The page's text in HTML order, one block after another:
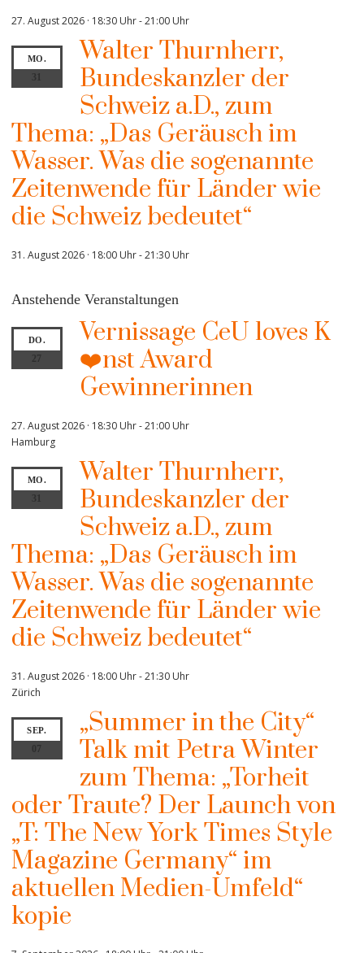
27. August 2026 · 18:30 Uhr-21:00 Uhr
MO.
Walter Thurnherr,
Bundeskanzler der
Schweiz a.D., zum
Thema: „Das Geräusch im
Wasser. Was die sogenannte
Zeitenwende für Länder wie
die Schweiz bedeutet“
31. August 2026 · 18:00 Uhr-21:30 Uhr
Anstehende Veranstaltungen
DO.
27
Vernissage CeU loves K
❤️nst Award
Gewinnerinnen
27. August 2026 · 18:30 Uhr-21:00 Uhr
Hamburg
MO.
Walter Thurnherr,
Bundeskanzler der
Schweiz a.D., zum
Thema: „Das Geräusch im
Wasser. Was die sogenannte
Zeitenwende für Länder wie
die Schweiz bedeutet“
31. August 2026 · 18:00 Uhr-21:30 Uhr
Zürich
SEP.
07
„Summer in the City“
Talk mit Petra Winter
zum Thema: „Torheit
oder Traute? Der Launch von
„T: The New York Times Style
Magazine Germany“ im
aktuellen Medien-Umfeld“
kopie